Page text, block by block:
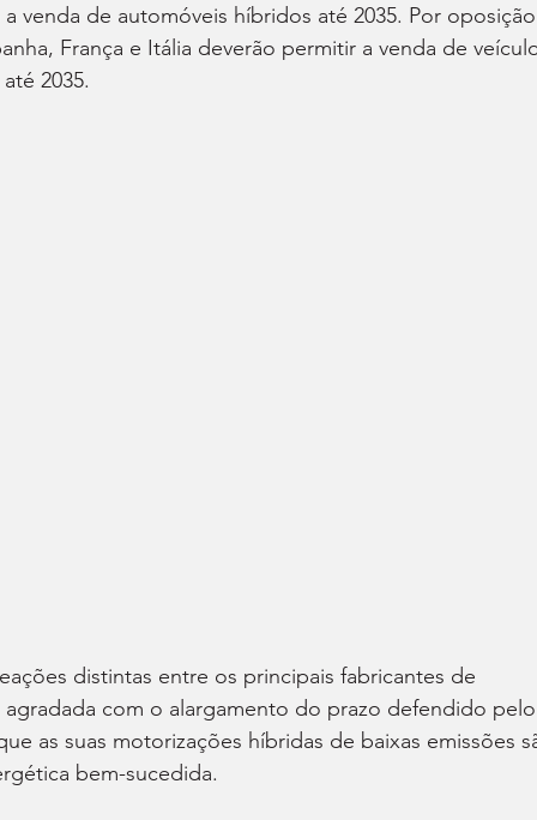
venda de automóveis híbridos até 2035. Por oposição
França e Itália deverão permitir a venda de
2035.
distintas entre os principais fabricantes de
com o alargamento do prazo defendido pelo
as suas motorizações híbridas de baixas emissões
bem-sucedida.